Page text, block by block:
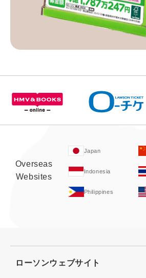
Overseas
Websites
Japan
Indonesia
Philippines
ローソンウェブサイト